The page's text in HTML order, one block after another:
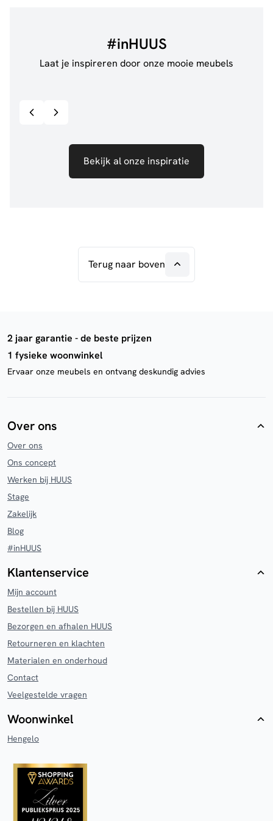
#inHUUS
Laat je inspireren door onze mooie meubels
Bekijk al onze inspiratie
Terug naar boven
2 jaar garantie - de beste prijzen
1 fysieke woonwinkel
Ervaar onze meubels en ontvang deskundig advies
Over ons
Over ons
Ons concept
Werken bij HUUS
Stage
Zakelijk
Blog
#inHUUS
Klantenservice
Mijn account
Bestellen bij HUUS
Bezorgen en afhalen HUUS
Retourneren en klachten
Materialen en onderhoud
Contact
Veelgestelde vragen
Woonwinkel
Hengelo